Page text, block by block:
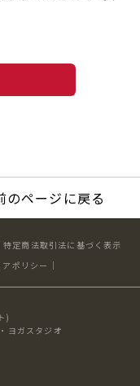
のページに戻る
特定商法取引法に基づく表示
ポリシー
)
ヨガスタジオ